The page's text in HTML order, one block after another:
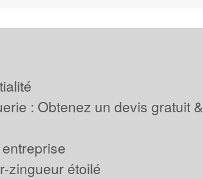
: Obtenez un devis gratuit &
zingueur étoilé